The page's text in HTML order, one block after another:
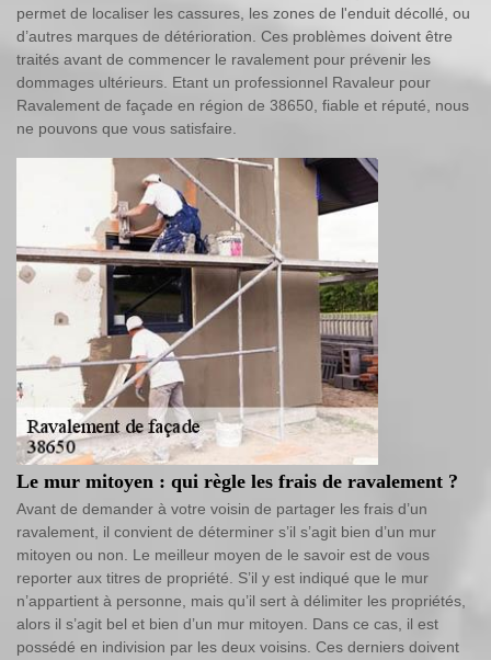
permet de localiser les cassures, les zones de l'enduit décollé, ou
d’autres marques de détérioration. Ces problèmes doivent être
traités avant de commencer le ravalement pour prévenir les
dommages ultérieurs. Etant un professionnel Ravaleur pour
Ravalement de façade en région de 38650, fiable et réputé, nous
ne pouvons que vous satisfaire.
Le mur mitoyen : qui règle les frais de ravalement ?
Avant de demander à votre voisin de partager les frais d’un
ravalement, il convient de déterminer s’il s’agit bien d’un mur
mitoyen ou non. Le meilleur moyen de le savoir est de vous
reporter aux titres de propriété. S’il y est indiqué que le mur
n’appartient à personne, mais qu’il sert à délimiter les propriétés,
alors il s’agit bel et bien d’un mur mitoyen. Dans ce cas, il est
possédé en indivision par les deux voisins. Ces derniers doivent